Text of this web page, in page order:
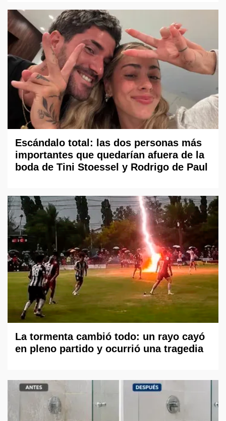
Escándalo total: las dos personas más
importantes que quedarían afuera de la
boda de Tini Stoessel y Rodrigo de Paul
La tormenta cambió todo: un rayo cayó
en pleno partido y ocurrió una tragedia